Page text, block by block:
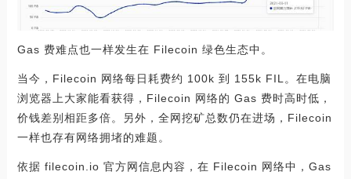
Gas 费难点也一样发生在 Filecoin 绿色生态中。
当今，Filecoin 网络每日耗费约 100k 到 155k FIL。在电脑
浏览器上大家能看获得，Filecoin 网络的 Gas 费时高时低，
价钱差别相距多倍。另外，全网挖矿总数仍在进场，Filecoin
一样也存有网络拥堵的难题。
依据 filecoin.io 官方网信息内容，在 Filecoin 网络中，Gas